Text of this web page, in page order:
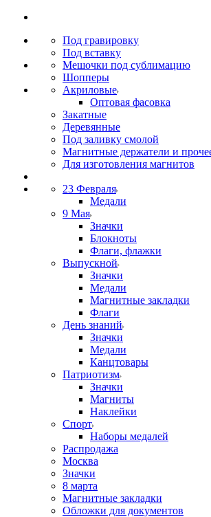
Под гравировку
Под вставку
Мешочки под сублимацию
Шопперы
Акриловые
Оптовая фасовка
Закатные
Деревянные
Под заливку смолой
Магнитные держатели и
Для изготовления магнитов
23 Февраля
Медали
9 Мая
Значки
Блокноты
Флаги, флажки
Выпускной
Значки
Медали
Магнитные закладки
Флаги
День знаний
Значки
Медали
Канцтовары
Патриотизм
Значки
Магниты
Наклейки
Спорт
Наборы медалей
Распродажа
Москва
Значки
8 марта
Магнитные закладки
Обложки для документов